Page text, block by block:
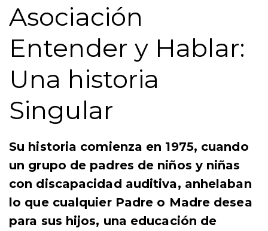
Asociación
Entender y Hablar:
Una historia
Singular
Su historia comienza en 1975, cuando
un grupo de padres de niños y niñas
con discapacidad auditiva, anhelaban
lo que cualquier Padre o Madre desea
para sus hijos, una educación de